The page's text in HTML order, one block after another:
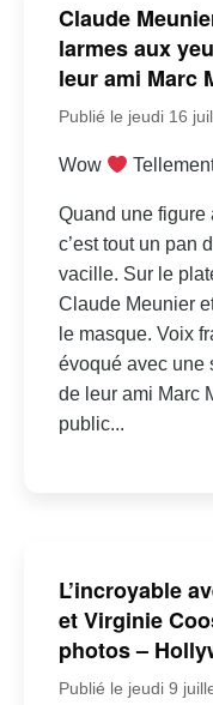
Claude
larmes aux
leur ami Marc
Publié le jeudi 16
Wow
Quand une figure
c’est tout un pan
vacille. Sur le
Claude Meunier
le masque. Voix
évoqué avec une
de leur ami Marc
public...
L’incroyable
et Virginie
photos –
Publié le jeudi 9